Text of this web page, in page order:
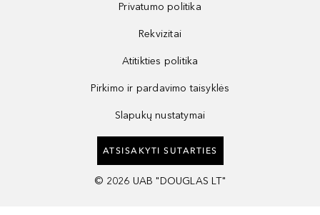
Privatumo politika
Rekvizitai
Atitikties politika
Pirkimo ir pardavimo taisyklės
Slapukų nustatymai
ATSISAKYTI SUTARTIES
© 2026 UAB "DOUGLAS LT"